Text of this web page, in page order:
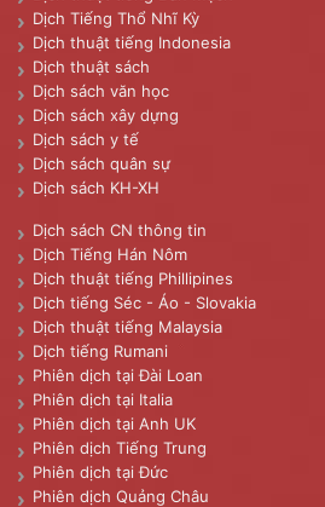
Dịch Tiếng Thổ Nhĩ Kỳ
Dịch thuật tiếng Indonesia
Dịch thuật sách
Dịch sách văn học
Dịch sách xây dựng
Dịch sách y tế
Dịch sách quân sự
Dịch sách KH-XH
Dịch sách CN thông tin
Dịch Tiếng Hán Nôm
Dịch thuật tiếng Phillipines
Dịch tiếng Séc - Áo - Slovakia
Dịch thuật tiếng Malaysia
Dịch tiếng Rumani
Phiên dịch tại Đài Loan
Phiên dịch tại Italia
Phiên dịch tại Anh UK
Phiên dịch Tiếng Trung
Phiên dịch tại Đức
Phiên dịch Quảng Châu